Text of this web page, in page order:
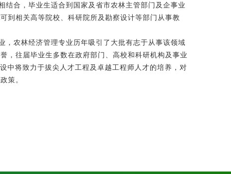
合，毕业生适合到国家及省市农林主管部门及企事业
到相关高等院校、科研院所及勘察设计等部门从事教
，农林经济管理专业历年吸引了大批有志于从事该领域
，往届毕业生多数在政府部门、高校和科研机构及事业
中将致力于拔尖人才工程及卓越工程师人才的培养，对
策。